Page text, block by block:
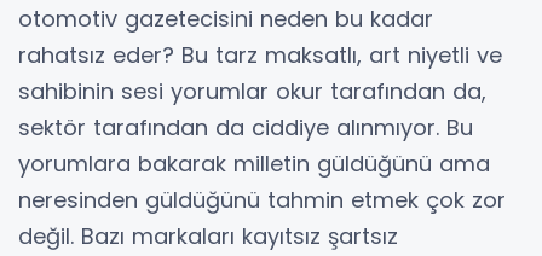
otomotiv gazetecisini neden bu kadar
rahatsız eder? Bu tarz maksatlı, art niyetli ve
sahibinin sesi yorumlar okur tarafından da,
sektör tarafından da ciddiye alınmıyor. Bu
yorumlara bakarak milletin güldüğünü ama
neresinden güldüğünü tahmin etmek çok zor
değil. Bazı markaları kayıtsız şartsız